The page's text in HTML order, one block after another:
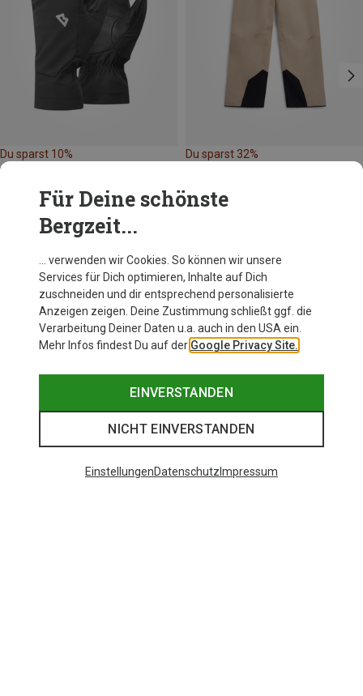
Du sparst 10% Du sparst 32%
Andere Kunden kauften auch
Für Deine schönste
Bergzeit...
… verwenden wir Cookies. So können wir unsere
Services für Dich optimieren, Inhalte auf Dich
zuschneiden und dir entsprechend personalisierte
Anzeigen zeigen. Deine Zustimmung schließt ggf. die
Verarbeitung Deiner Daten u.a. auch in den USA ein.
Mehr Infos findest Du auf der Google Privacy Site.
EINVERSTANDEN
NICHT EINVERSTANDEN
EinstellungenDatenschutz Impressum